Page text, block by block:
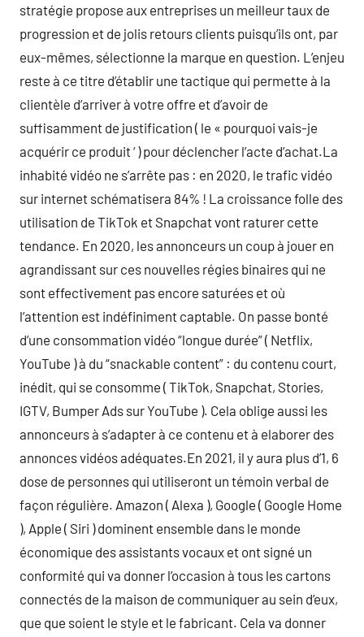
stratégie propose aux entreprises un meilleur taux de
progression et de jolis retours clients puisqu’ils ont, par
eux-mêmes, sélectionne la marque en question. L’enjeu
reste à ce titre d’établir une tactique qui permette à la
clientèle d’arriver à votre offre et d’avoir de
suffisamment de justification ( le « pourquoi vais-je
acquérir ce produit ‘ ) pour déclencher l’acte d’achat.La
inhabité vidéo ne s’arrête pas : en 2020, le trafic vidéo
sur internet schématisera 84% ! La croissance folle des
utilisation de TikTok et Snapchat vont raturer cette
tendance. En 2020, les annonceurs un coup à jouer en
agrandissant sur ces nouvelles régies binaires qui ne
sont effectivement pas encore saturées et où
l’attention est indéfiniment captable. On passe bonté
d’une consommation vidéo “longue durée” ( Netflix,
YouTube ) à du “snackable content” : du contenu court,
inédit, qui se consomme ( TikTok, Snapchat, Stories,
IGTV, Bumper Ads sur YouTube ). Cela oblige aussi les
annonceurs à s’adapter à ce contenu et à elaborer des
annonces vidéos adéquates.En 2021, il y aura plus d’1, 6
dose de personnes qui utiliseront un témoin verbal de
façon régulière. Amazon ( Alexa ), Google ( Google Home
), Apple ( Siri ) dominent ensemble dans le monde
économique des assistants vocaux et ont signé un
conformité qui va donner l’occasion à tous les cartons
connectés de la maison de communiquer au sein d’eux,
que que soient le style et le fabricant. Cela va donner